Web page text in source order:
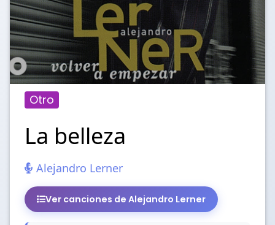
Otro
La belleza
Alejandro Lerner
Ver canciones de Alejandro Lerner